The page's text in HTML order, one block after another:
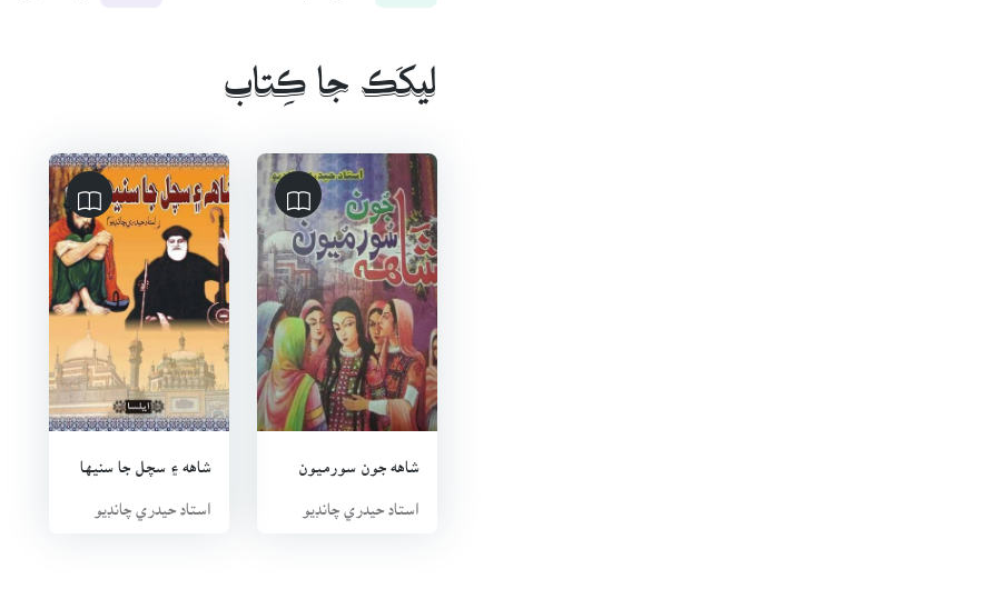
ليکَڪ جا ڪِتاب
شاهه جون سورميون
استاد حيدري چانڊيو
شاهه ۽ سچل جا سنيها
استاد حيدري چانڊيو